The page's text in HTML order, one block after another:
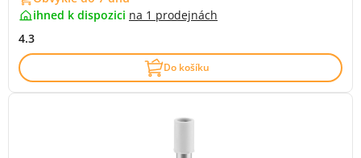
ihned k dispozici na 1 prodejnách
4.3
Do košíku